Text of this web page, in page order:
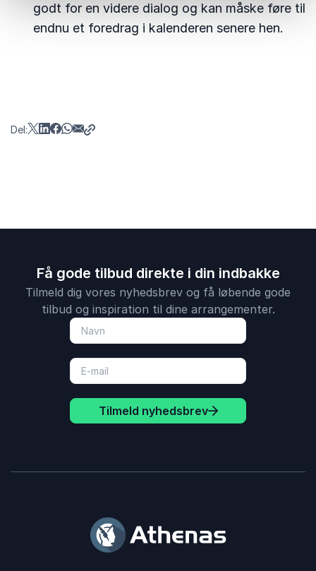
godt for en videre dialog og kan måske føre til
endnu et foredrag i kalenderen senere hen.
Del:
Få gode tilbud direkte i din indbakke
Tilmeld dig vores nyhedsbrev og få løbende gode
tilbud og inspiration til dine arrangementer.
Tilmeld nyhedsbrev